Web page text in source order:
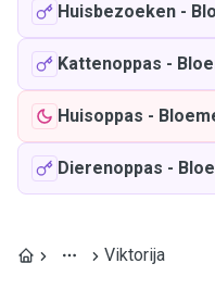
Huisbezoeken -
Kattenoppas -
Huisoppas -
Dierenoppas -
Viktorija